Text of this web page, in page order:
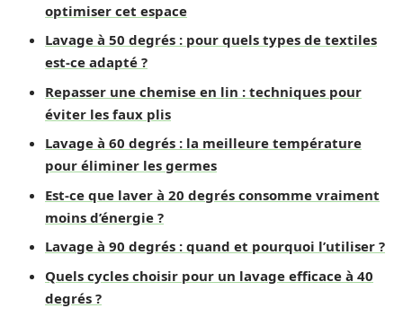
optimiser cet espace
Lavage à 50 degrés : pour quels types de textiles
est-ce adapté ?
Repasser une chemise en lin : techniques pour
éviter les faux plis
Lavage à 60 degrés : la meilleure température
pour éliminer les germes
Est-ce que laver à 20 degrés consomme vraiment
moins d’énergie ?
Lavage à 90 degrés : quand et pourquoi l’utiliser ?
Quels cycles choisir pour un lavage efficace à 40
degrés ?